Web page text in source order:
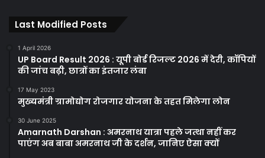
Last Modified Posts
1 April 2026
UP Board Result 2026 : यूपी बोर्ड रिजल्ट 2026 में देरी, कॉपियों
की जांच बढ़ी, छात्रों का इंतजार लंबा
17 May 2023
मुख्यमंत्री ग्रामोद्योग रोजगार योजना के तहत मिलेगा लोन
30 June 2025
Amarnath Darshan : अमरनाथ यात्रा पहले जत्था नहीं कर
पाएंग अब बाबा अमरनाथ जी के दर्शन, जानिए ऐसा क्यों